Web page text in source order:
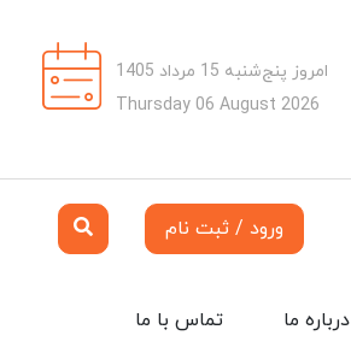
امروز پنج‌شنبه 15 مرداد 1405
Thursday 06 August 2026
ورود / ثبت نام
تماس با ما درباره ما